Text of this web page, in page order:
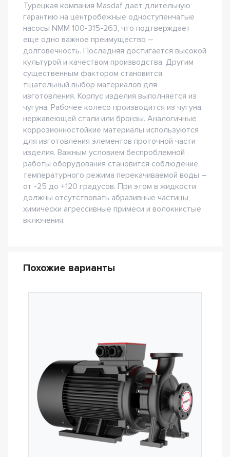
Турецкая компания Masdaf дает длительную
гарантию на центробежные одноступенчатые
насосы NMM 100-315-263, что подтверждает
еще одно важное преимущество –
долговечность. Последняя достигается высокой
культурой и качеством производства. Другим
существенным фактором становится
тщательный выбор материалов для
изготовления. Корпус изделия выполняется из
чугуна. Рабочее колесо производится из чугуна,
нержавеющей стали или бронзы. Аналогичные
коррозионностойкие материалы используются
для изготовления элементов проточной части
изделия. Важным условием беспроблемной
работы оборудования становится соблюдение
температурного режима перекачиваемой воды –
от -25 до +120 градусов. При этом в жидкости
должны отсутствовать абразивные частицы,
химически агрессивные примеси и волокнистые
включения.
Похожие варианты